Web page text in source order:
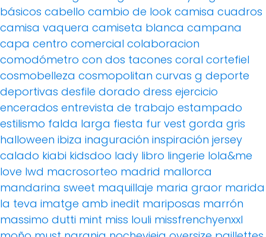
básicos cabello cambio de look camisa cuadros
camisa vaquera camiseta blanca campana
capa centro comercial colaboracion
comodómetro con dos tacones coral cortefiel
cosmobelleza cosmopolitan curvas g deporte
deportivas desfile dorado dress ejercicio
encerados entrevista de trabajo estampado
estilismo falda larga fiesta fur vest gorda gris
halloween ibiza inaguración inspiración jersey
calado kiabi kidsdoo lady libro lingerie lola&me
love lwd macrosorteo madrid mallorca
mandarina sweet maquillaje maria graor marida
la teva imatge amb inedit mariposas marrón
massimo dutti mint miss louli missfrenchyenxxl